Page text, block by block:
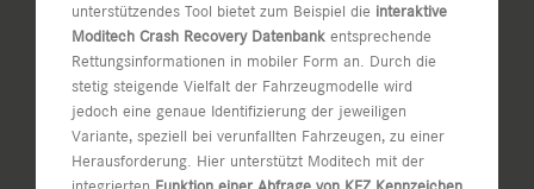
unterstützendes Tool bietet zum Beispiel die interaktive
Moditech Crash Recovery Datenbank entsprechende
Rettungsinformationen in mobiler Form an. Durch die
stetig steigende Vielfalt der Fahrzeugmodelle wird
jedoch eine genaue Identifizierung der jeweiligen
Variante, speziell bei verunfallten Fahrzeugen, zu einer
Herausforderung. Hier unterstützt Moditech mit der